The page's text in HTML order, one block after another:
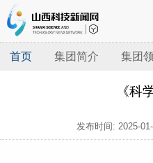
首页 集团简介 集团
《科
发布时间: 2025-